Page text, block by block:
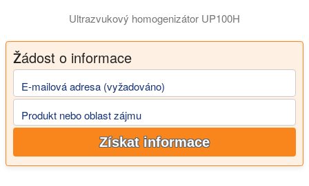
Ultrazvukový homogenizátor UP100H
Žádost o informace
E-mailová adresa (vyžadováno)
Produkt nebo oblast zájmu
Získat informace